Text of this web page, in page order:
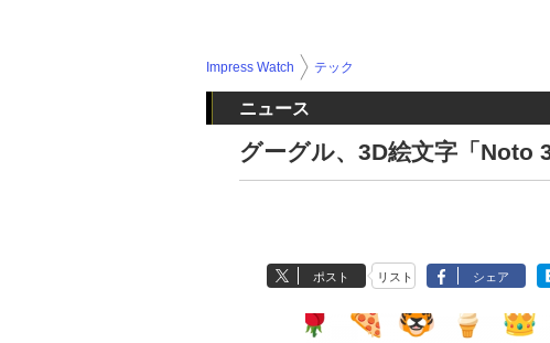
Impress Watch テック
ニュース
グーグル、3D絵文字「
ポスト リスト シェア